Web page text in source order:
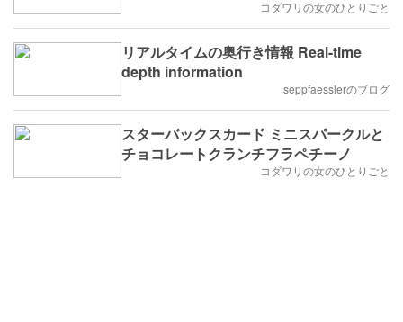
コダワリの女のひとりごと
リアルタイムの奥行き情報 Real-time
depth information
seppfaesslerのブログ
スターバックスカード ミニスパークルと
チョコレートクランチフラペチーノ
コダワリの女のひとりごと